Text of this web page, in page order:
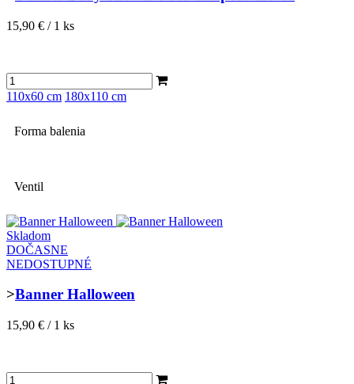
15,90 € / 1 ks
110x60 cm 180x110 cm
Forma balenia
Ventil
Skladom
DOČASNE
NEDOSTUPNÉ
>Banner Halloween
15,90 € / 1 ks